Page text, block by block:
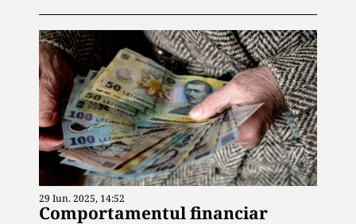
29 Iun. 2025, 14:52
Comportamentul financiar